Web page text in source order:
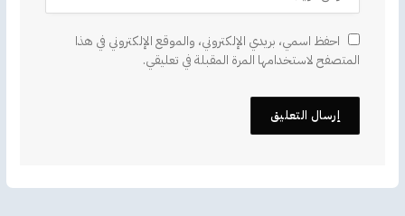
احفظ اسمي، بريدي الإلكتروني، والموقع الإلكتروني في هذا
المتصفح لاستخدامها المرة المقبلة في تعليقي.